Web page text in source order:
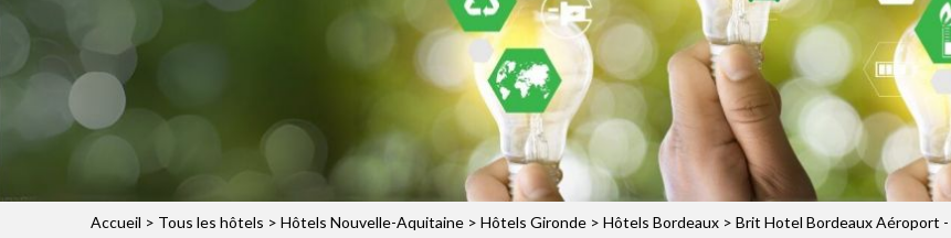
Accueil > Tous les hôtels > Hôtels Nouvelle-Aquitaine > Hôtels Gironde > Hôtels Bordeaux > Brit Hotel Bordeaux Aéroport -